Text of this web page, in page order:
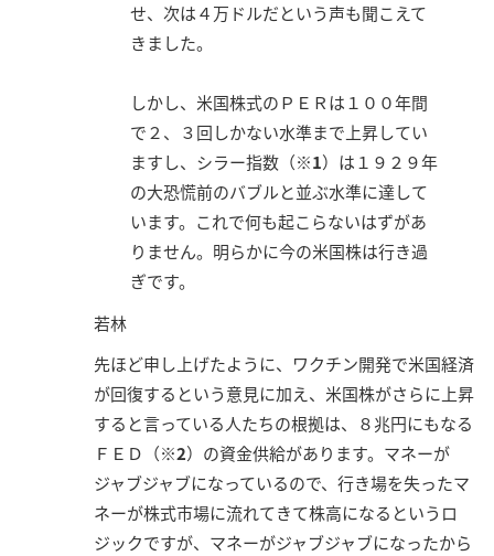
せ、次は４万ドルだという声も聞こえて
きました。
しかし、米国株式のＰＥＲは１００年間
で２、３回しかない水準まで上昇してい
ますし、シラー指数（※1）は１９２９年
の大恐慌前のバブルと並ぶ水準に達して
います。これで何も起こらないはずがあ
りません。明らかに今の米国株は行き過
ぎです。
若林
先ほど申し上げたように、ワクチン開発で米国経済
が回復するという意見に加え、米国株がさらに上昇
すると言っている人たちの根拠は、８兆円にもなる
ＦＥＤ（※2）の資金供給があります。マネーが
ジャブジャブになっているので、行き場を失ったマ
ネーが株式市場に流れてきて株高になるというロ
ジックですが、マネーがジャブジャブになったから